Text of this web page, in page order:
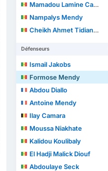
Mamadou Lamine Camara
Nampalys Mendy
Cheikh Ahmet Tidian Niasse
Défenseurs
Ismail Jakobs
Formose Mendy
Abdou Diallo
Antoine Mendy
Ilay Camara
Moussa Niakhate
Kalidou Koulibaly
El Hadji Malick Diouf
Abdoulaye Seck